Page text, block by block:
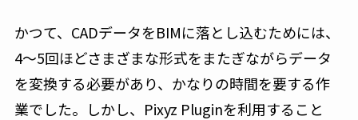
かつて、CADデータをBIMに落とし込むためには、
4〜5回ほどさまざまな形式をまたぎながらデータ
を変換する必要があり、かなりの時間を要する作
業でした。しかし、Pixyz Pluginを利用すること